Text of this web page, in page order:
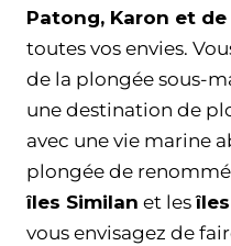
Patong, Karon et de
toutes vos envies.
de la plongée sous-
une destination de
avec une vie marine
plongée de
îles Similan et les
vous envisagez de